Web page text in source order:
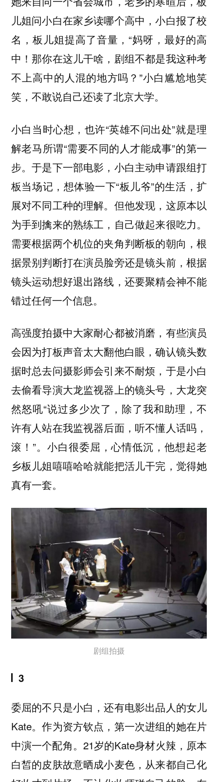
儿姐问小白在家乡读哪个高中，小白报了校
名，板儿姐提高了音量，“妈呀，最好的高
中！那你在这儿干啥，剧组不都是我这种考
不上高中的人混的地方吗？”小白尴尬地笑
笑，不敢说自己还读了北京大学。
小白当时心想，也许“英雄不问出处”就是理
解老马所谓“需要不同的人才能成事”的第一
步。于是下一部电影，小白主动申请跟组打
板当场记，想体验一下“板儿爷”的生活，扩
展对不同工种的理解。但他发现，这原本以
为手到擒来的熟练工，自己做起来很吃力。
需要根据两个机位的夹角判断板的朝向，根
据景别判断打在演员脸旁还是镜头前，根据
镜头运动想好退出路线，还要聚精会神不能
错过任何一个信息。
高强度拍摄中大家耐心都被消磨，有些演员
会因为打板声音太大翻他白眼，确认镜头数
据时总去问摄影师会引来不耐烦，于是小白
去偷看导演大龙监视器上的镜头号，大龙突
然怒吼“说过多少次了，除了我和助理，不
许有人站在我监视器后面，听不懂人话吗，
滚！”。小白很委屈，心情低沉，他想起老
乡板儿姐嘻嘻哈哈就能把活儿干完，觉得她
真有一套。
剧组拍摄
3
委屈的不只是小白，还有电影出品人的女儿
Kate。作为资方钦点，第一次进组的她在片
中演一个配角。21岁的Kate身材火辣，原本
白皙的皮肤故意晒成小麦色，从来都自己化